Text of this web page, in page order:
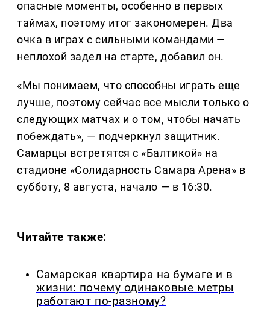
опасные моменты, особенно в первых
таймах, поэтому итог закономерен. Два
очка в играх с сильными командами —
неплохой задел на старте, добавил он.
«Мы понимаем, что способны играть еще
лучше, поэтому сейчас все мысли только о
следующих матчах и о том, чтобы начать
побеждать», — подчеркнул защитник.
Самарцы встретятся с «Балтикой» на
стадионе «Солидарность Самара Арена» в
субботу, 8 августа, начало — в 16:30.
Читайте также:
Самарская квартира на бумаге и в
жизни: почему одинаковые метры
работают по-разному?